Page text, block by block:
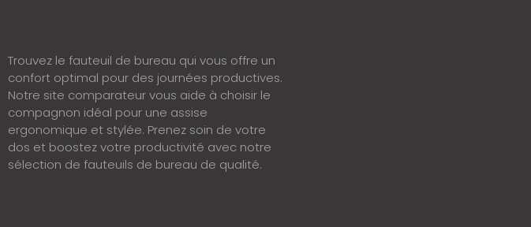
Trouvez le fauteuil de bureau qui vous offre un
confort optimal pour des journées productives.
Notre site comparateur vous aide à choisir le
compagnon idéal pour une assise
ergonomique et stylée. Prenez soin de votre
dos et boostez votre productivité avec notre
sélection de fauteuils de bureau de qualité.